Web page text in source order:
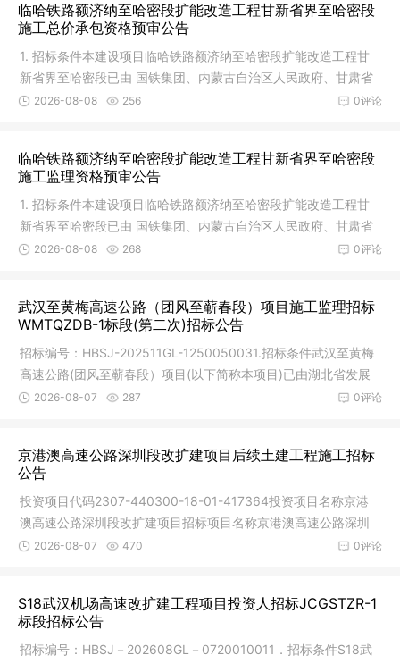
临哈铁路额济纳至哈密段扩能改造工程甘新省界至哈密段
施工总价承包资格预审公告
1. 招标条件本建设项目临哈铁路额济纳至哈密段扩能改造工程甘
新省界至哈密段已由 国铁集团、内蒙古自治区人民政府、甘肃省
人民政
0评论
2026-08-08 256
临哈铁路额济纳至哈密段扩能改造工程甘新省界至哈密段
施工监理资格预审公告
1. 招标条件本建设项目临哈铁路额济纳至哈密段扩能改造工程甘
新省界至哈密段已由 国铁集团、内蒙古自治区人民政府、甘肃省
人民政
0评论
2026-08-08 268
武汉至黄梅高速公路（团风至蕲春段）项目施工监理招标
WMTQZDB-1标段(第二次)招标公告
招标编号：HBSJ-202511GL-1250050031.招标条件武汉至黄梅
高速公路(团风至蕲春段）项目(以下简称本项目)已由湖北省发展
和改革委员
0评论
2026-08-07 287
京港澳高速公路深圳段改扩建项目后续土建工程施工招标
公告
投资项目代码2307-440300-18-01-417364投资项目名称京港
澳高速公路深圳段改扩建项目招标项目名称京港澳高速公路深圳
段改扩建项目
0评论
2026-08-07 470
S18武汉机场高速改扩建工程项目投资人招标JCGSTZR-1
标段招标公告
招标编号：HBSJ－202608GL－0720010011．招标条件S18武